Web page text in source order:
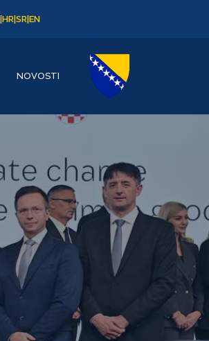
HR SR EN
NOVOSTI